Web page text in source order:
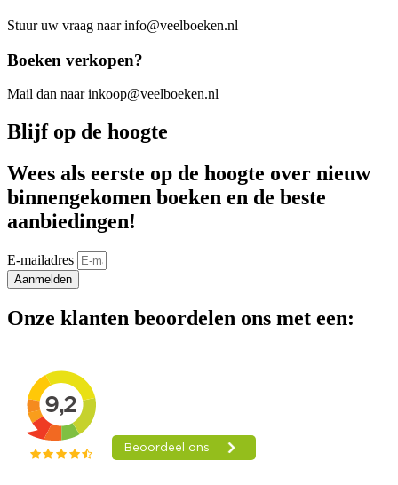
Stuur uw vraag naar info@veelboeken.nl
Boeken verkopen?
Mail dan naar inkoop@veelboeken.nl
Blijf op de hoogte
Wees als eerste op de hoogte over nieuw
binnengekomen boeken en de beste
aanbiedingen!
E-mailadres
Aanmelden
Onze klanten beoordelen ons met een: